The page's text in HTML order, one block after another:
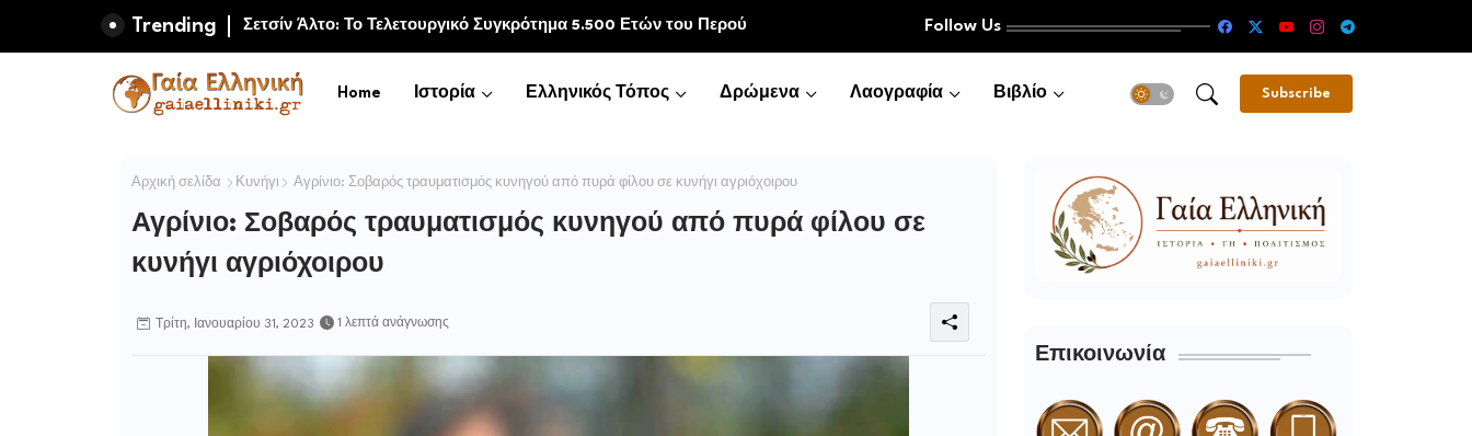
Trending Σετσίν Άλτο: Το Τελετουργικό Συγκρότημα 5.500 Ετών του Περού
Μαμούθ και πρώιμη ανθρώπινη κοινωνία Follow Us
Home Ιστορία Ελληνικός Τόπος Δρώμενα Λαογραφία Βιβλίο Subscribe
Αρχική σελίδα Κυνήγι Αγρίνιο: Σοβαρός τραυματισμός κυνηγού από πυρά φίλου σε κυνήγι αγριόχοιρου
Αγρίνιο: Σοβαρός τραυματισμός κυνηγού από πυρά φίλου σε
κυνήγι αγριόχοιρου
Τρίτη, Ιανουαρίου 31, 2023 1 λεπτά ανάγνωσης
Επικοινωνία